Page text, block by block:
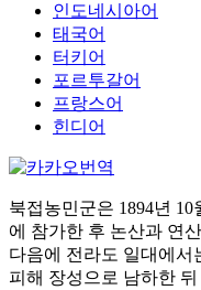
인도네시아어
태국어
터키어
포르투갈어
프랑스어
힌디어
북접농민군은 1894년
에 참가한 후 논산과 연
다음에 전라도 일대에서
피해 장성으로 남하한